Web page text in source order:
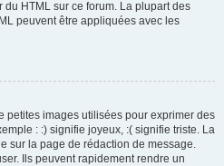
du HTML sur ce forum. La plupart des
peuvent être appliquées avec les
petites images utilisées pour exprimer des
: :) signifie joyeux, :( signifie triste. La
sur la page de rédaction de message.
Ils peuvent rapidement rendre un